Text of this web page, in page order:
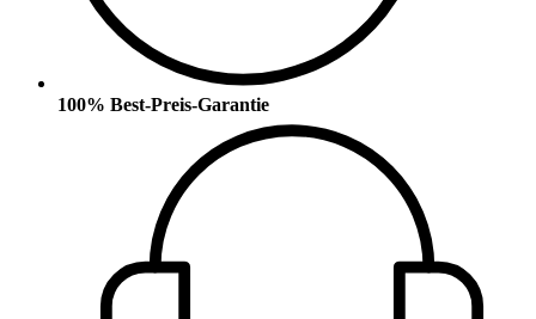
100% Best-Preis-Garantie